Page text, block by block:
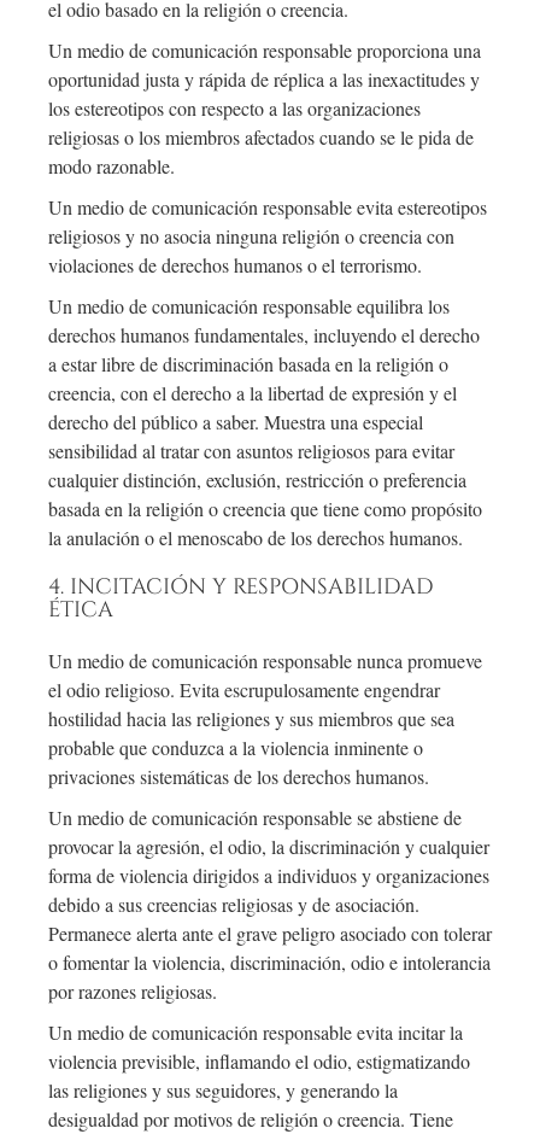
el odio basado en la religión o creencia.
Un medio de comunicación responsable proporciona una
oportunidad justa y rápida de réplica a las inexactitudes y
los estereotipos con respecto a las organizaciones
religiosas o los miembros afectados cuando se le pida de
modo razonable.
Un medio de comunicación responsable evita estereotipos
religiosos y no asocia ninguna religión o creencia con
violaciones de derechos humanos o el terrorismo.
Un medio de comunicación responsable equilibra los
derechos humanos fundamentales, incluyendo el derecho
a estar libre de discriminación basada en la religión o
creencia, con el derecho a la libertad de expresión y el
derecho del público a saber. Muestra una especial
sensibilidad al tratar con asuntos religiosos para evitar
cualquier distinción, exclusión, restricción o preferencia
basada en la religión o creencia que tiene como propósito
la anulación o el menoscabo de los derechos humanos.
4. INCITACIÓN Y RESPONSABILIDAD
ÉTICA
Un medio de comunicación responsable nunca promueve
el odio religioso. Evita escrupulosamente engendrar
hostilidad hacia las religiones y sus miembros que sea
probable que conduzca a la violencia inminente o
privaciones sistemáticas de los derechos humanos.
Un medio de comunicación responsable se abstiene de
provocar la agresión, el odio, la discriminación y cualquier
forma de violencia dirigidos a individuos y organizaciones
debido a sus creencias religiosas y de asociación.
Permanece alerta ante el grave peligro asociado con tolerar
o fomentar la violencia, discriminación, odio e intolerancia
por razones religiosas.
Un medio de comunicación responsable evita incitar la
violencia previsible, inflamando el odio, estigmatizando
las religiones y sus seguidores, y generando la
desigualdad por motivos de religión o creencia. Tiene